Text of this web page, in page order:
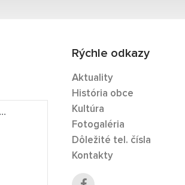
Rýchle odkazy
Aktuality
História obce
Kultúra
Fotogaléria
Dôležité tel. čísla
Kontakty